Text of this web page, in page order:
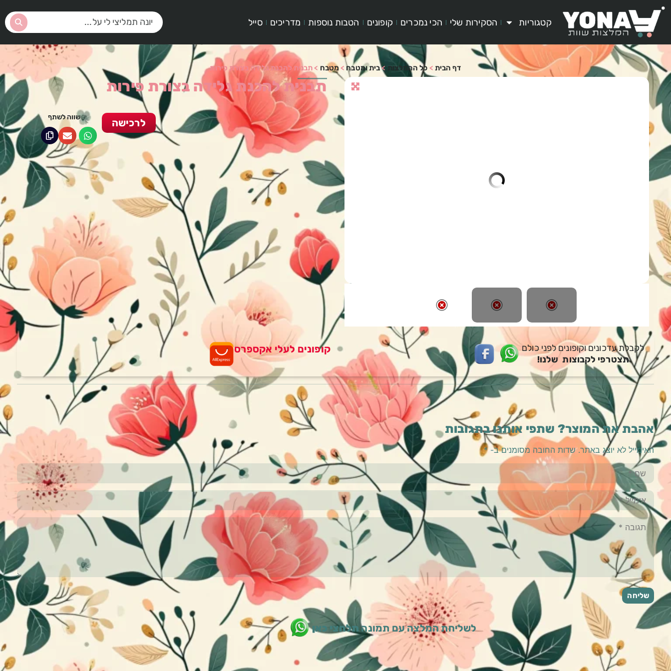
קטגוריות הסקירות שלי הכי נמכרים קופונים הטבות נוספות מדריכים סייל
דף הבית > כל ההמלצות >בית ומטבח>מטבח >תבנית להכנת גלידה בצורת פירות
תבנית להכנת גלידה בצורת פירות
שווה לשתף לרכישה
לקבלת עדכונים וקופונים לפני כולם
תצטרפי לקבוצות שלנו!
קופונים לעלי אקספרס
אהבת את המוצר? שתפי אותנו בתגובות
האימייל לא יוצג באתר. שדות החובה מסומנים ב-*
לשליחת המלצה עם תמונהתלחצי כאן